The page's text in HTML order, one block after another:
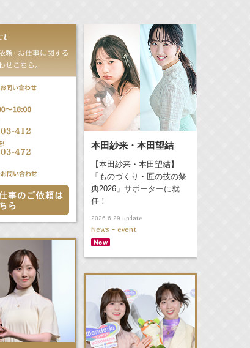
本田紗来・本田望結
【本田紗来・本田望結】
「ものづくり・匠の技の祭
典2026」サポーターに就
任！
2026.6.29 update
News - event